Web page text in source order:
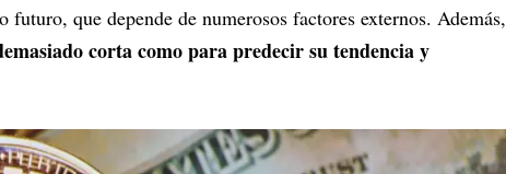
futuro, que depende de numerosos factores externos. Además,
corta como para predecir su tendencia y